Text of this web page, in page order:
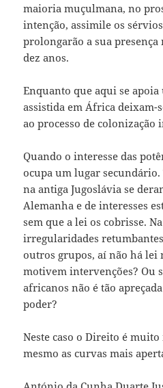
maioria muçulmana, no
intenção, assimile os
prolongarão a sua presença
dez anos.
Enquanto que aqui se
assistida em África deixam-
ao processo de colonização
Quando o interesse das
ocupa um lugar secundário.
na antiga Jugoslávia se
Alemanha e de interesses
sem que a lei os cobrisse.
irregularidades
outros grupos, aí não há lei
motivem intervenções? Ou
africanos não é tão
poder?
Neste caso o Direito é
mesmo as curvas mais